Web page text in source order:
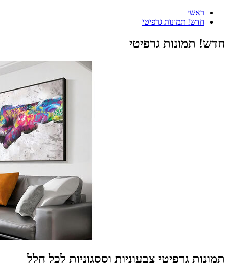
ראשי
חדש! תמונות גרפיטי
חדש! תמונות גרפיטי
תמונות גרפיטי צבעוניות וססגוניות לכל חלל